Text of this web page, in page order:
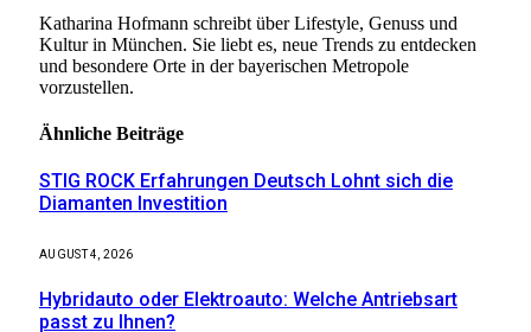
Katharina Hofmann schreibt über Lifestyle, Genuss und
Kultur in München. Sie liebt es, neue Trends zu entdecken
und besondere Orte in der bayerischen Metropole
vorzustellen.
Ähnliche Beiträge
STIG ROCK Erfahrungen Deutsch Lohnt sich die
Diamanten Investition
AUGUST 4, 2026
Hybridauto oder Elektroauto: Welche Antriebsart
passt zu Ihnen?